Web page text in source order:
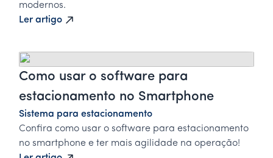
modernos.
Ler artigo
Como usar o software para
estacionamento no Smartphone
Sistema para estacionamento
Confira como usar o software para estacionamento
no smartphone e ter mais agilidade na operação!